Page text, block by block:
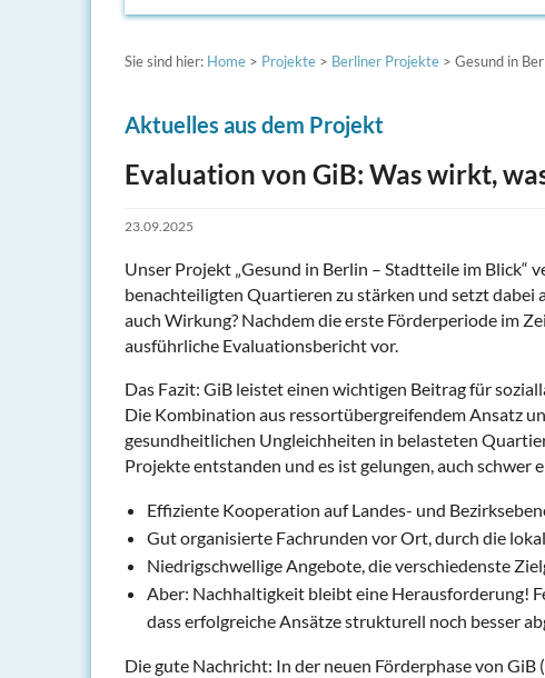
Sie sind hier: Home > Projekte > Berliner Projekte > Gesund in
Aktuelles aus dem Projekt
Evaluation von GiB: Was wirkt,
23.09.2025
Unser Projekt „Gesund in Berlin – Stadtteile im Blick“
benachteiligten Quartieren zu stärken und setzt
auch Wirkung? Nachdem die erste Förderperiode im
ausführliche Evaluationsbericht vor.
Das Fazit: GiB leistet einen wichtigen Beitrag für
Die Kombination aus ressortübergreifendem Ansatz
gesundheitlichen Ungleichheiten in belasteten
Projekte entstanden und es ist gelungen, auch schwer
Effiziente Kooperation auf Landes- und
Gut organisierte Fachrunden vor Ort, durch die
Niedrigschwellige Angebote, die verschiedenste
Aber: Nachhaltigkeit bleibt eine Herausforderung!
dass erfolgreiche Ansätze strukturell noch besser
Die gute Nachricht: In der neuen Förderphase von